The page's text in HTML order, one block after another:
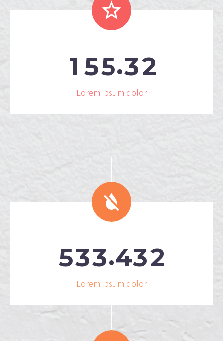


1 55.32
Lorem ipsum dolor


533.432
Lorem ipsum dolor